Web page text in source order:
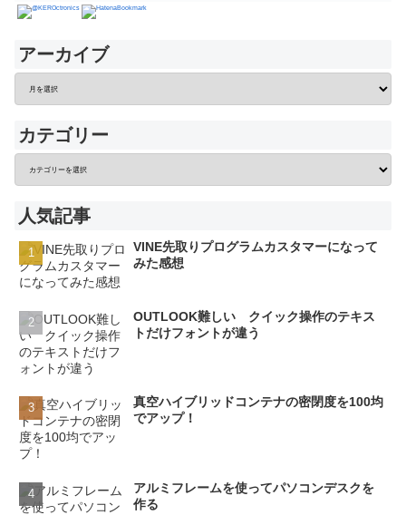
アーカイブ
カテゴリー
人気記事
VINE先取りプログラムカスタマーになって
みた感想
OUTLOOK難しい クイック操作のテキス
トだけフォントが違う
真空ハイブリッドコンテナの密閉度を100均
でアップ！
アルミフレームを使ってパソコンデスクを
作る